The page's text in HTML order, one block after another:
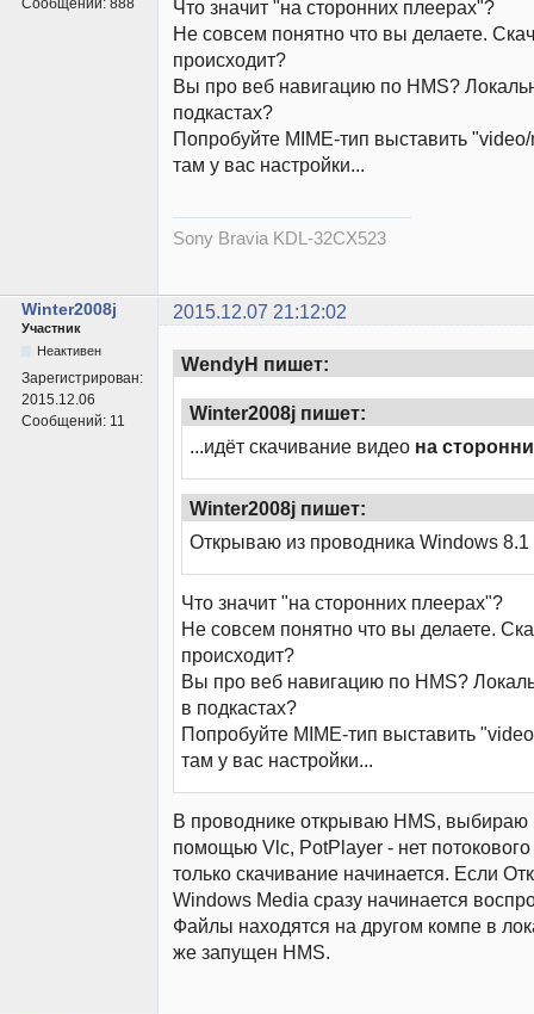
Сообщений: 888
Что значит "на сторонних плеерах"?
Не совсем понятно что вы делаете.
происходит?
Вы про веб навигацию по HMS?
подкастах?
Попробуйте MIME-тип выставить
там у вас настройки...
Sony Bravia KDL-32CX523
Winter2008j 2015.12.07 21:12:02
Участник
Неактивен
Зарегистрирован:
2015.12.06
Сообщений: 11
WendyH пишет:
Winter2008j пишет:
...идёт скачивание видео на
Winter2008j пишет:
Открываю из проводника Windows 8.1
Что значит "на сторонних плеерах"?
Не совсем понятно что вы делаете.
происходит?
Вы про веб навигацию по HMS?
в подкастах?
Попробуйте MIME-тип выставить
там у вас настройки...
В проводнике открываю HMS, выбираю
помощью Vlc, PotPlayer - нет
только скачивание начинается. Если
Windows Media сразу начинается
Файлы находятся на другом компе в
же запущен HMS.